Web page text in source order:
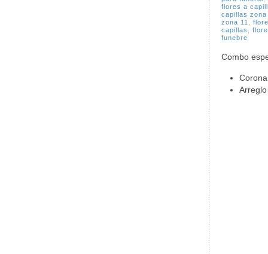
flores a
capillas zona
zona 11
capillas
funebre
Combo